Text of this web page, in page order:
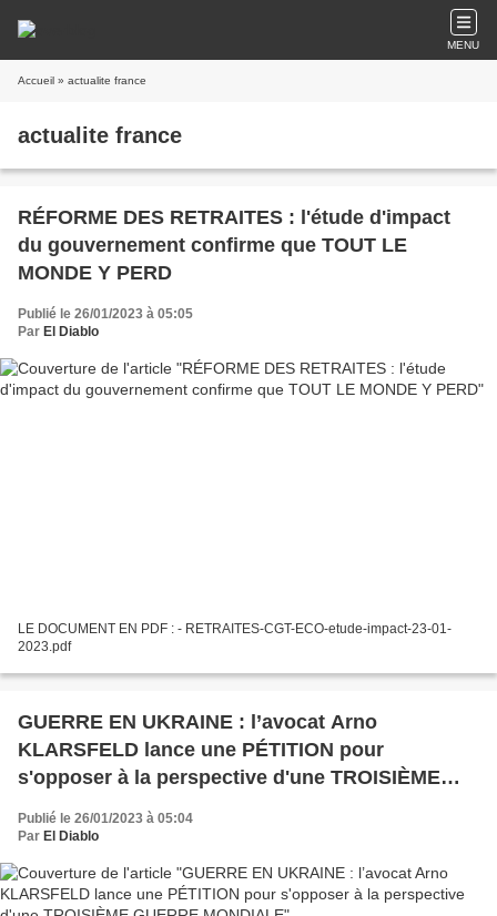
MENU
Accueil » actualite france
actualite france
RÉFORME DES RETRAITES : l'étude d'impact
du gouvernement confirme que TOUT LE
MONDE Y PERD
Publié le 26/01/2023 à 05:05
Par El Diablo
LE DOCUMENT EN PDF : - RETRAITES-CGT-ECO-etude-impact-23-01-
2023.pdf
GUERRE EN UKRAINE : l’avocat Arno
KLARSFELD lance une PÉTITION pour
s'opposer à la perspective d'une TROISIÈME
Publié le 26/01/2023 à 05:04
Par El Diablo